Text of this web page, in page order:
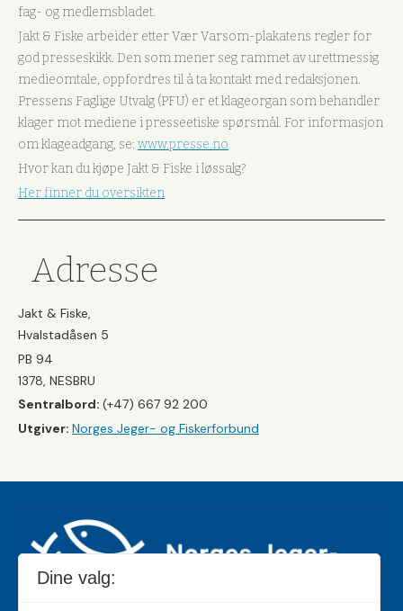
fag- og medlemsbladet.
Jakt & Fiske arbeider etter Vær Varsom-plakatens regler for
god presseskikk. Den som mener seg rammet av urettmessig
medieomtale, oppfordres til å ta kontakt med redaksjonen.
Pressens Faglige Utvalg (PFU) er et klageorgan som behandler
klager mot mediene i presseetiske spørsmål. For informasjon
om klageadgang, se: www.presse.no
Hvor kan du kjøpe Jakt & Fiske i løssalg?
Her finner du oversikten
Adresse
Jakt & Fiske,
Hvalstadåsen 5
PB 94
1378, NESBRU
Sentralbord: (+47) 667 92 200
Utgiver: Norges Jeger- og Fiskerforbund
Dine valg: